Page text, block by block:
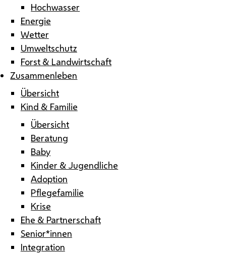
Hochwasser
Energie
Wetter
Umweltschutz
Forst & Landwirtschaft
Zusammenleben
Übersicht
Kind & Familie
Übersicht
Beratung
Baby
Kinder & Jugendliche
Adoption
Pflegefamilie
Krise
Ehe & Partnerschaft
Senior*innen
Integration